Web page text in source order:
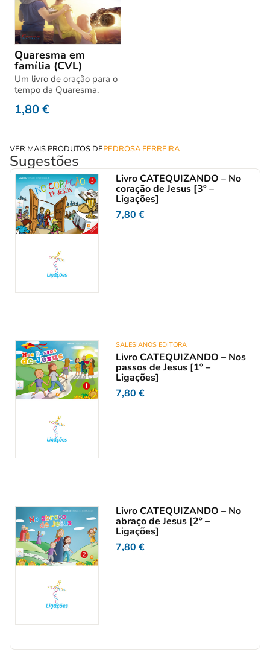
Quaresma em
família (CVL)
Um livro de oração para o
tempo da Quaresma.
1,80€
VER MAIS PRODUTOS DEPEDROSA FERREIRA
Sugestões
Livro CATEQUIZANDO – No
coração de Jesus [3º –
Ligações]
7,80€
SALESIANOS EDITORA
Livro CATEQUIZANDO – Nos
passos de Jesus [1º –
Ligações]
7,80€
Livro CATEQUIZANDO – No
abraço de Jesus [2º –
Ligações]
7,80€